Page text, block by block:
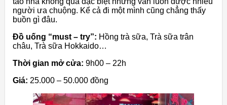
người ưa chuộng. Kể cả đi một mình cũng chẳng thấy
buồn gì đâu.
Đồ uống “must – try”: Hồng trà sữa, Trà sữa trân
châu, Trà sữa Hokkaido…
Thời gian mở cửa: 9h00 – 22h
Giá: 25.000 – 50.000 đồng